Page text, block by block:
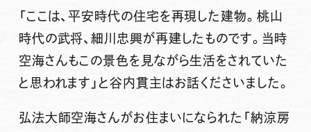
「ここは、平安時代の住宅を再現した建物。桃山
時代の武将、細川忠興が再建したものです。当時
空海さんもこの景色を見ながら生活をされていた
と思われます」と谷内貫主はお話くださいました。
弘法大師空海さんがお住まいになられた「納涼房